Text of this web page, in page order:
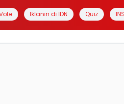
Iklanin di IDN Quiz